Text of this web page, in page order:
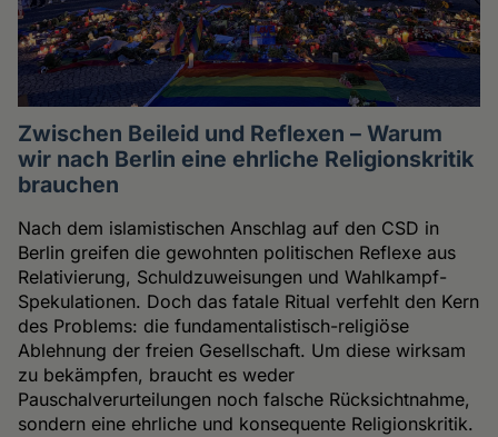
Zwischen Beileid und Reflexen – Warum
wir nach Berlin eine ehrliche Religionskritik
brauchen
Nach dem islamistischen Anschlag auf den CSD in
Berlin greifen die gewohnten politischen Reflexe aus
Relativierung, Schuldzuweisungen und Wahlkampf-
Spekulationen. Doch das fatale Ritual verfehlt den Kern
des Problems: die fundamentalistisch-religiöse
Ablehnung der freien Gesellschaft. Um diese wirksam
zu bekämpfen, braucht es weder
Pauschalverurteilungen noch falsche Rücksichtnahme,
sondern eine ehrliche und konsequente Religionskritik.